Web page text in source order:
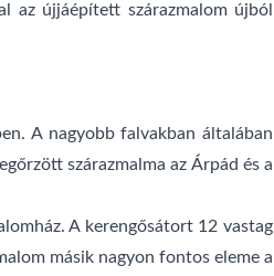
az újjáépített szárazmalom újból
A nagyobb falvakban általában
szárazmalma az Árpád és a
A kerengősátort 12 vastag
másik nagyon fontos eleme a